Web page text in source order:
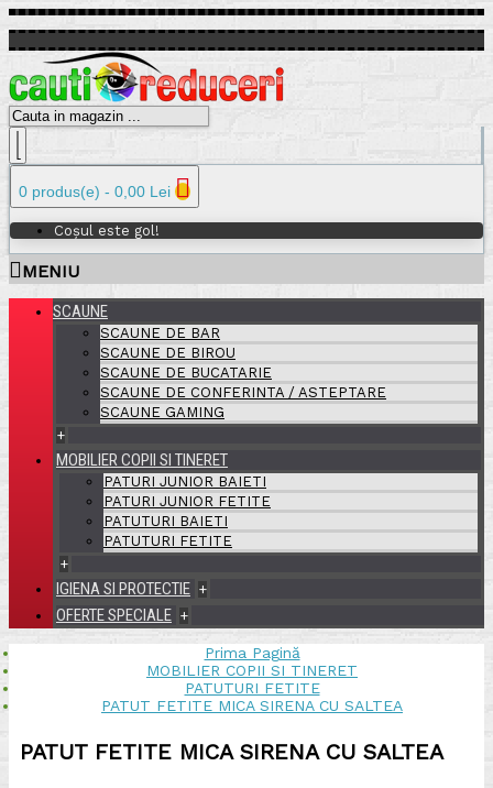
0 produs(e) - 0,00 Lei
Coșul este gol!
MENIU
SCAUNE
SCAUNE DE BAR
SCAUNE DE BIROU
SCAUNE DE BUCATARIE
SCAUNE DE CONFERINTA / ASTEPTARE
SCAUNE GAMING
+
MOBILIER COPII SI TINERET
PATURI JUNIOR BAIETI
PATURI JUNIOR FETITE
PATUTURI BAIETI
PATUTURI FETITE
+
IGIENA SI PROTECTIE +
OFERTE SPECIALE +
Prima Pagină
MOBILIER COPII SI TINERET
PATUTURI FETITE
PATUT FETITE MICA SIRENA CU SALTEA
PATUT FETITE MICA SIRENA CU SALTEA